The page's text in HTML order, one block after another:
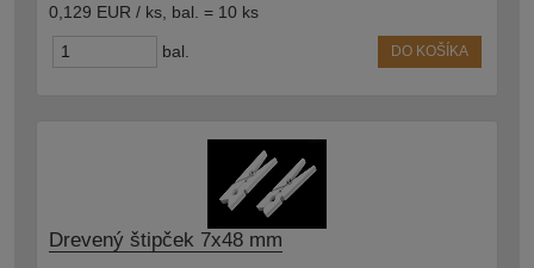
0,129 EUR / ks bal. = 10 ks
bal. DO KOŠÍKA
Drevený štipček 7x48 mm